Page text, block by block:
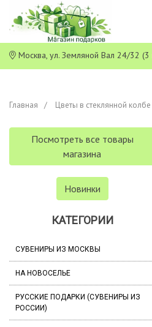
Москва, ул. Земляной Вал 24/32
Главная Цветы в стеклянной колбе
Посмотреть все товары
магазина
Новинки
КАТЕГОРИИ
СУВЕНИРЫ ИЗ МОСКВЫ
НА НОВОСЕЛЬЕ
РУССКИЕ ПОДАРКИ (СУВЕНИРЫ ИЗ
РОССИИ)